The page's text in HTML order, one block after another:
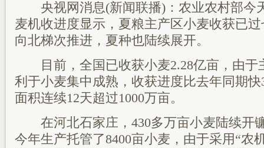
央视网消息(新闻联播)：农业农村部今
麦机收进度显示，夏粮主产区小麦收获已
向北梯次推进，夏种也陆续展开。
目前，全国已收获小麦2.28亿亩，由于
利于小麦集中成熟，收获进度比去年同期
面积连续12天超过1000万亩。
在河北石家庄，430多万亩小麦陆续开
今年生产托管了8400亩小麦，由于采用“农